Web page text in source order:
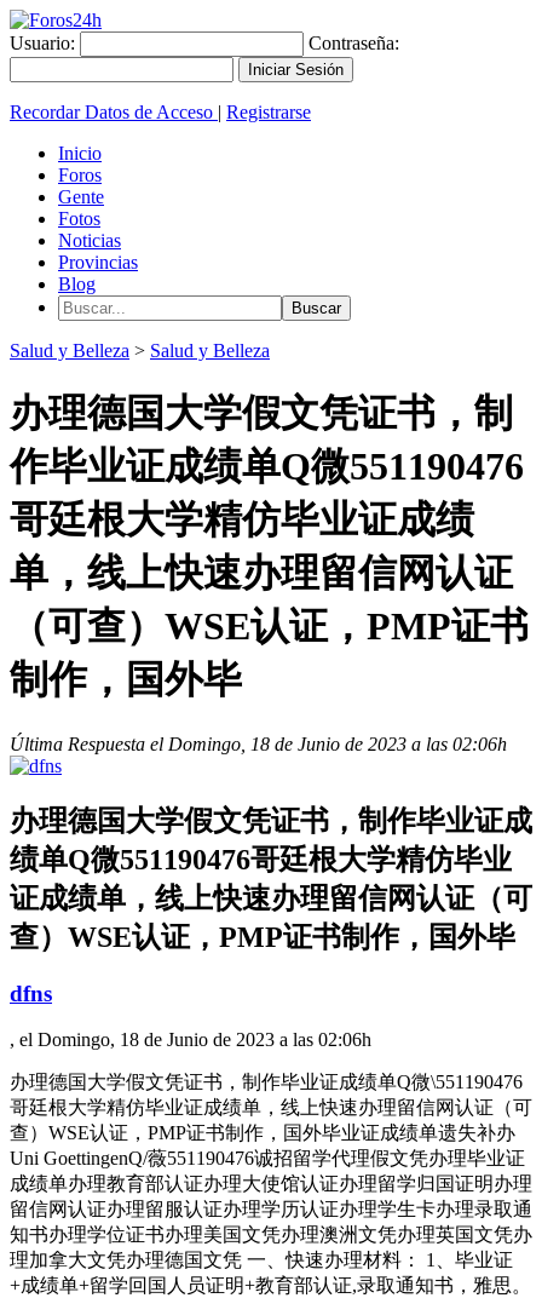
Usuario: Contraseña:
Recordar Datos de Acceso | Registrarse
Inicio
Foros
Gente
Fotos
Noticias
Provincias
Blog
Salud y Belleza > Salud y Belleza
办理德国大学假文凭证书，制
作毕业证成绩单Q微551190476
哥廷根大学精仿毕业证成绩
单，线上快速办理留信网认证
（可查）WSE认证，PMP证书
制作，国外毕
Última Respuesta el Domingo, 18 de Junio de 2023 a las 02:06h
办理德国大学假文凭证书，制作毕业证成
绩单Q微551190476哥廷根大学精仿毕业
证成绩单，线上快速办理留信网认证（可
查）WSE认证，PMP证书制作，国外毕
dfns
, el Domingo, 18 de Junio de 2023 a las 02:06h
办理德国大学假文凭证书，制作毕业证成绩单Q微\551190476
哥廷根大学精仿毕业证成绩单，线上快速办理留信网认证（可
查）WSE认证，PMP证书制作，国外毕业证成绩单遗失补办
Uni GoettingenQ/薇551190476诚招留学代理假文凭办理毕业证
成绩单办理教育部认证办理大使馆认证办理留学归国证明办理
留信网认证办理留服认证办理学历认证办理学生卡办理录取通
知书办理学位证书办理美国文凭办理澳洲文凭办理英国文凭办
理加拿大文凭办理德国文凭 一、快速办理材料： 1、毕业证
+成绩单+留学回国人员证明+教育部认证,录取通知书，雅思。